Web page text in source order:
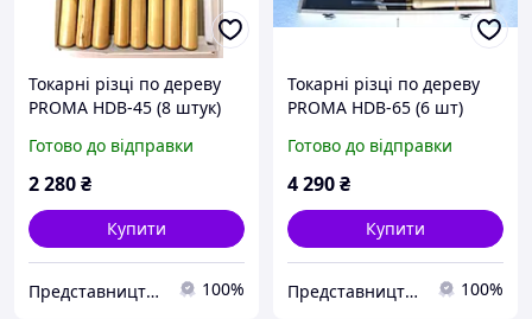
Токарні різці по дереву
PROMA HDB-45 (8 штук)
Готово до відправки
2 280₴
Купити
Представництво PROMA в Україні ТОВ "ПРОМА СТ" 100%
Токарні різці по дереву
PROMA HDB-65 (6 шт)
Готово до відправки
4 290₴
Купити
Представництво PROMA в Україні ТОВ "ПРОМА СТ" 100%